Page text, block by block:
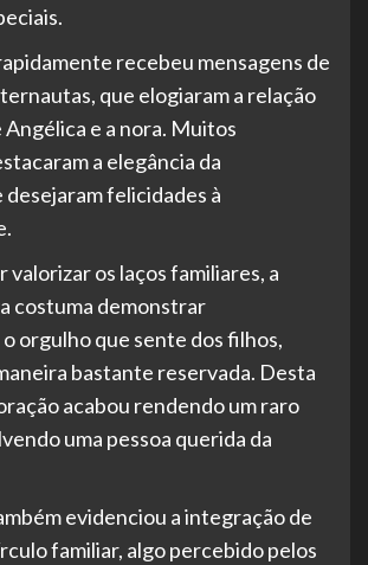
recebeu mensagens de
que elogiaram a relação
e a nora. Muitos
a elegância da
desejaram felicidades à
valorizar os laços familiares, a
costuma demonstrar
orgulho que sente dos filhos,
bastante reservada. Desta
acabou rendendo um raro
uma pessoa querida da
evidenciou a integração de
familiar, algo percebido pelos